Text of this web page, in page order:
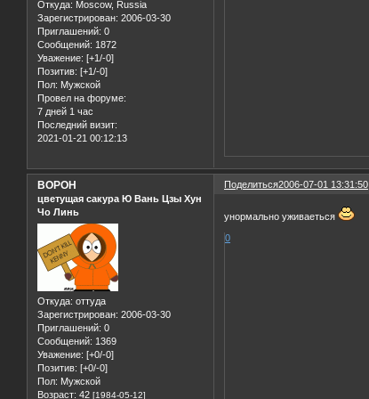
Откуда: Moscow, Russia
Зарегистрирован: 2006-03-30
Приглашений: 0
Сообщений: 1872
Уважение: [+1/-0]
Позитив: [+1/-0]
Пол: Мужской
Провел на форуме:
7 дней 1 час
Последний визит:
2021-01-21 00:12:13
Поделиться2006-07-01 13:31:50
BOPOH
цветущая сакура Ю Вань Цзы Хун
Чо Линь
Откуда: оттуда
Зарегистрирован: 2006-03-30
Приглашений: 0
Сообщений: 1369
Уважение: [+0/-0]
Позитив: [+0/-0]
Пол: Мужской
Возраст: 42 [1984-05-12]
yнормально уживаеться
0